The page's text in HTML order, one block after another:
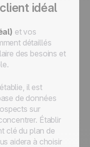
idéal
et vos
détaillés
des besoins et
il est
de données
sur
Établir
clé du plan de
aidera à choisir